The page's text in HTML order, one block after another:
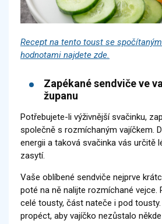
Recept na tento toust se
hodnotami najdete zde.
Zapékané sendviče ve
županu
Potřebujete-li výživnější svačinku,
společně s rozmíchaným vajíčkem.
energii a taková svačinka vás určitě
zasytí.
Vaše oblíbené sendviče nejprve
poté na ně nalijte rozmíchané vejce.
celé tousty, část nateče i pod
propéct, aby vajíčko nezůstalo